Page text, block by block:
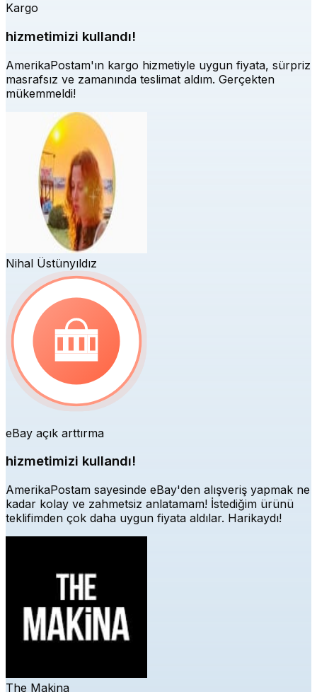
Kargo
hizmetimizi kullandı!
AmerikaPostam'ın kargo hizmetiyle uygun fiyata, sürpriz
masrafsız ve zamanında teslimat aldım. Gerçekten
mükemmeldi!
Nihal Üstünyıldız
eBay açık arttırma
hizmetimizi kullandı!
AmerikaPostam sayesinde eBay'den alışveriş yapmak ne
kadar kolay ve zahmetsiz anlatamam! İstediğim ürünü
teklifimden çok daha uygun fiyata aldılar. Harikaydı!
The Makina